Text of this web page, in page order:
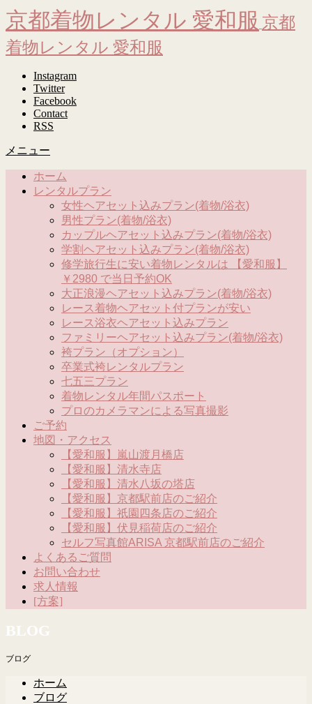
京都着物レンタル 愛和服 京都
着物レンタル 愛和服
Instagram
Twitter
Facebook
Contact
RSS
メニュー
ホーム
レンタルプラン
女性ヘアセット込みプラン(着物/浴衣)
男性プラン(着物/浴衣)
カップルヘアセット込みプラン(着物/浴衣)
学割ヘアセット込みプラン(着物/浴衣)
修学旅行生に安い着物レンタルは 【愛和服】
￥2980 で当日予約OK
大正浪漫ヘアセット込みプラン(着物/浴衣)
レース着物ヘアセット付プランが安い
レース浴衣ヘアセット込みプラン
ファミリーヘアセット込みプラン(着物/浴衣)
袴プラン（オプション）
卒業式袴レンタルプラン
七五三プラン
着物レンタル年間パスポート
プロのカメラマンによる写真撮影
ご予約
地図・アクセス
【愛和服】嵐山渡月橋店
【愛和服】清水寺店
【愛和服】清水八坂の塔店
【愛和服】京都駅前店のご紹介
【愛和服】祇園四条店のご紹介
【愛和服】伏見稲荷店のご紹介
セルフ写真館ARISA 京都駅前店のご紹介
よくあるご質問
お問い合わせ
求人情報
[方案]
BLOG
ブログ
ホーム
ブログ